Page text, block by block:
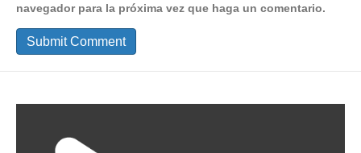
navegador para la próxima vez que haga un comentario.